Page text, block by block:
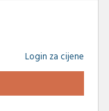
Login za cijene